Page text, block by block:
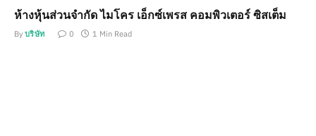
ห้างหุ้นส่วนจำกัด ไมโคร เอ็กซ์เพรส คอมพิวเตอร์ ซิสเต็ม
By บริษัท 0 1 Min Read